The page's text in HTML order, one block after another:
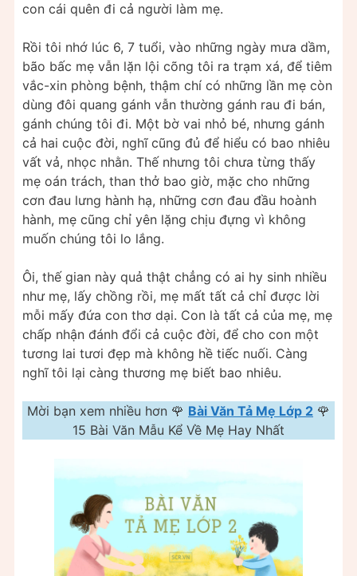
con cái quên đi cả người làm mẹ.
Rồi tôi nhớ lúc 6, 7 tuổi, vào những ngày mưa dầm,
bão bấc mẹ vẫn lặn lội cõng tôi ra trạm xá, để tiêm
vắc-xin phòng bệnh, thậm chí có những lần mẹ còn
dùng đôi quang gánh vẫn thường gánh rau đi bán,
gánh chúng tôi đi. Một bờ vai nhỏ bé, nhưng gánh
cả hai cuộc đời, nghĩ cũng đủ để hiểu có bao nhiêu
vất vả, nhọc nhằn. Thế nhưng tôi chưa từng thấy
mẹ oán trách, than thở bao giờ, mặc cho những
cơn đau lưng hành hạ, những cơn đau đầu hoành
hành, mẹ cũng chỉ yên lặng chịu đựng vì không
muốn chúng tôi lo lắng.
Ôi, thế gian này quả thật chẳng có ai hy sinh nhiều
như mẹ, lấy chồng rồi, mẹ mất tất cả chỉ được lời
mỗi mấy đứa con thơ dại. Con là tất cả của mẹ, mẹ
chấp nhận đánh đổi cả cuộc đời, để cho con một
tương lai tươi đẹp mà không hề tiếc nuối. Càng
nghĩ tôi lại càng thương mẹ biết bao nhiêu.
Mời bạn xem nhiều hơn 🌹 Bài Văn Tả Mẹ Lớp 2 🌹
15 Bài Văn Mẫu Kể Về Mẹ Hay Nhất